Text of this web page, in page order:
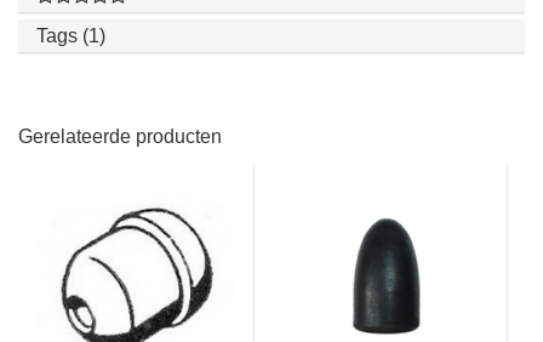
Tags (1)
Gerelateerde producten